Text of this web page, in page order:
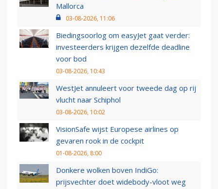
Mallorca
03-08-2026, 11:06
Biedingsoorlog om easyJet gaat verder:
investeerders krijgen dezelfde deadline
voor bod
03-08-2026, 10:43
WestJet annuleert voor tweede dag op rij
vlucht naar Schiphol
03-08-2026, 10:02
VisionSafe wijst Europese airlines op
gevaren rook in de cockpit
01-08-2026, 8:00
Donkere wolken boven IndiGo:
prijsvechter doet widebody-vloot weg